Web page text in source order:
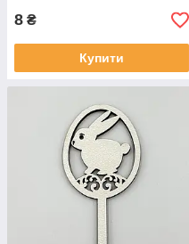
8 ₴
Купити